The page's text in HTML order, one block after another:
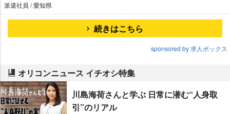
派遣社員 / 愛知県
続きはこちら
sponsored by 求人ボックス
オリコンニュース イチオシ特集
川島海荷さんと学ぶ 日常に潜む“人身取
引”のリアル